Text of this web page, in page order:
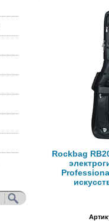
Rockbag